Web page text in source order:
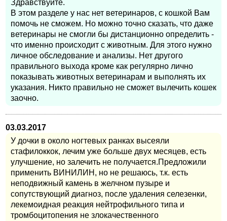
Здравствуйте.
В этом разделе у нас нет ветеринаров, с кошкой Вам
помочь не сможем. Но можно точно сказать, что даже
ветеринары не смогли бы дистанционно определить -
что именно происходит с животным. Для этого нужно
личное обследование и анализы. Нет другого
правильного выхода кроме как регулярно лично
показывать животных ветеринарам и выполнять их
указания. Никто правильно не сможет вылечить кошек
заочно.
03.03.2017
У дочки в около ногтевых ранках высеяли
стафилоккок, лечим уже больше двух месяцев, есть
улучшение, но залечить не получается.Предложили
применить ВИНИЛИН, но не решаюсь, т.к. есть
неподвижный камень в желчном пузыре и
сопутствующий диагноз, после удаления селезенки,
лекемоидная реакция нейтрофильного типа и
тромбоцитопения не злокачественного